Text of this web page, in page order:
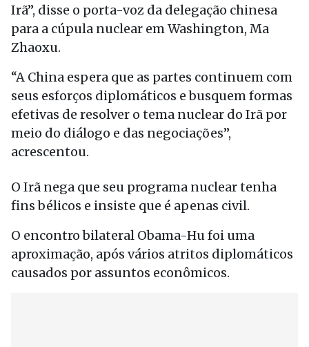
Irã”, disse o porta-voz da delegação chinesa
para a cúpula nuclear em Washington, Ma
Zhaoxu.
“A China espera que as partes continuem com
seus esforços diplomáticos e busquem formas
efetivas de resolver o tema nuclear do Irã por
meio do diálogo e das negociações”,
acrescentou.
O Irã nega que seu programa nuclear tenha
fins bélicos e insiste que é apenas civil.
O encontro bilateral Obama-Hu foi uma
aproximação, após vários atritos diplomáticos
causados por assuntos econômicos.